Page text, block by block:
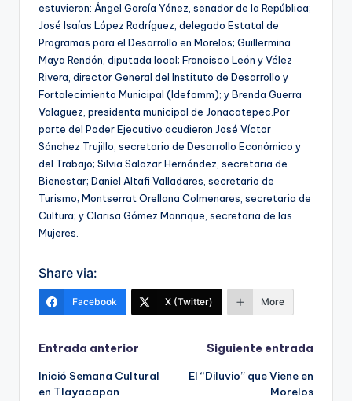
estuvieron: Ángel García Yánez, senador de la República;
José Isaías López Rodríguez, delegado Estatal de
Programas para el Desarrollo en Morelos; Guillermina
Maya Rendón, diputada local; Francisco León y Vélez
Rivera, director General del Instituto de Desarrollo y
Fortalecimiento Municipal (Idefomm); y Brenda Guerra
Valaguez, presidenta municipal de Jonacatepec.Por
parte del Poder Ejecutivo acudieron José Víctor
Sánchez Trujillo, secretario de Desarrollo Económico y
del Trabajo; Silvia Salazar Hernández, secretaria de
Bienestar; Daniel Altafi Valladares, secretario de
Turismo; Montserrat Orellana Colmenares, secretaria de
Cultura; y Clarisa Gómez Manrique, secretaria de las
Mujeres.
Share via:
Facebook X (Twitter) More
Navegación
de
Entrada anterior
Inició Semana Cultural
en Tlayacapan
Siguiente entrada
El “Diluvio” que Viene en
Morelos